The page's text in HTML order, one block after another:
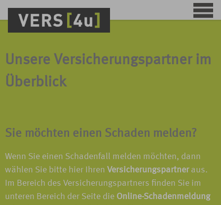
Unsere Versicherungspartner im
Überblick
Sie möchten einen Schaden melden?
Wenn Sie einen Schadenfall melden möchten, dann
wählen Sie bitte hier Ihren Versicherungspartner aus.
Im Bereich des Versicherungspartners finden Sie im
unteren Bereich der Seite die Online-Schadenmeldung